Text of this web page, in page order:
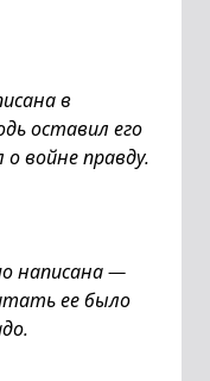
в
оставил его
войне правду.
написана —
ее было